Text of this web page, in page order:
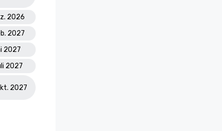
2026
2027
2027
2027
2027